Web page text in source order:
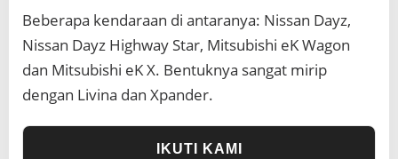
Beberapa kendaraan di antaranya: Nissan Dayz,
Nissan Dayz Highway Star, Mitsubishi eK Wagon
dan Mitsubishi eK X. Bentuknya sangat mirip
dengan Livina dan Xpander.
IKUTI KAMI